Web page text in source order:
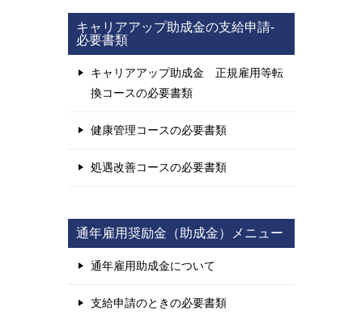
キャリアアップ助成金の支給申請-
必要書類
キャリアアップ助成金 正規雇用等転
換コースの必要書類
健康管理コースの必要書類
処遇改善コースの必要書類
通年雇用奨励金（助成金）メニュー
通年雇用助成金について
支給申請のときの必要書類